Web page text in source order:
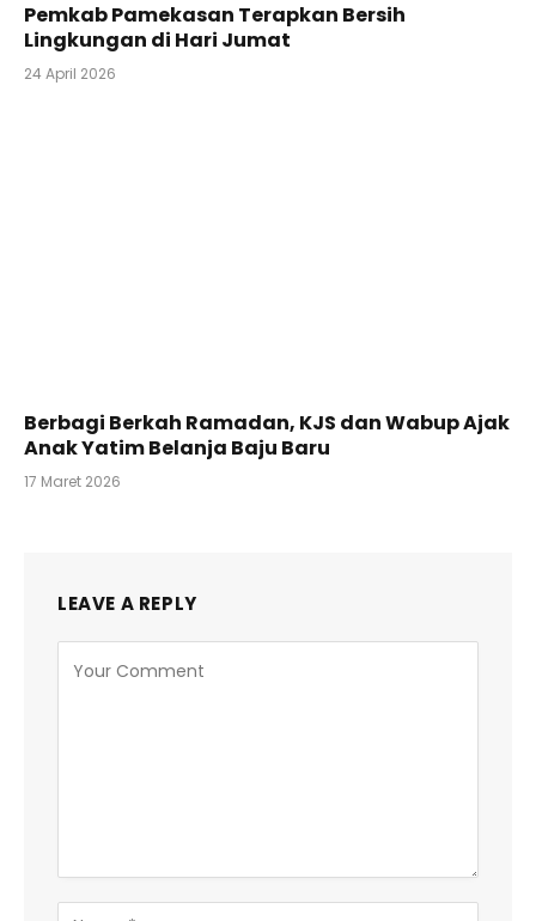
Pemkab Pamekasan Terapkan Bersih
Lingkungan di Hari Jumat
24 April 2026
Berbagi Berkah Ramadan, KJS dan Wabup Ajak
Anak Yatim Belanja Baju Baru
17 Maret 2026
LEAVE A REPLY